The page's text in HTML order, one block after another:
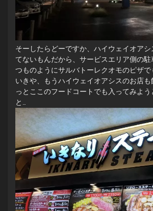
そーしたらどーですか、ハイウェイオア
てないもんだから、サービスエリア側の
つものようにサルバトーレクオモのピザ
いきや、もうハイウェイオアシスのお店も
っとここのフードコートでも入ってみよ
と…